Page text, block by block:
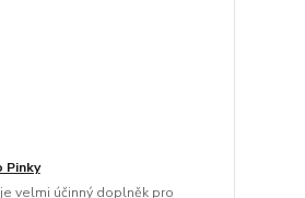
Pinky
velmi účinný doplněk pro